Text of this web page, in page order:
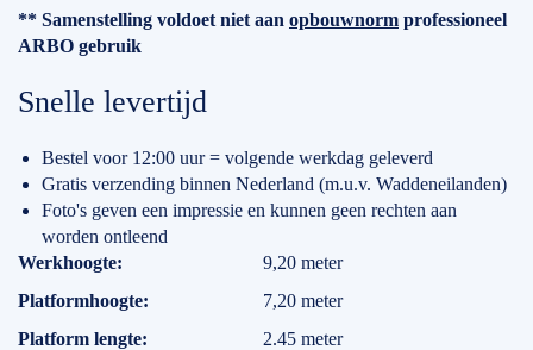
** Samenstelling voldoet niet aan opbouwnorm professioneel
ARBO gebruik
Snelle levertijd
Bestel voor 12:00 uur = volgende werkdag geleverd
Gratis verzending binnen Nederland (m.u.v. Waddeneilanden)
Foto's geven een impressie en kunnen geen rechten aan
worden ontleend
Specificaties
Werkhoogte
9,20 meter
Platformhoogte
7,20 meter
Platform lengte
2.45 meter